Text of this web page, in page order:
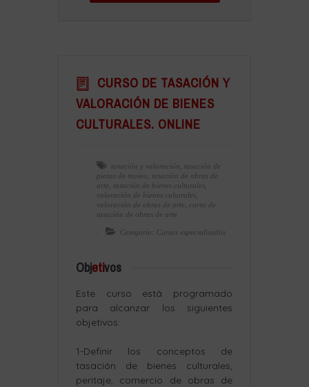
CURSO DE TASACIÓN Y
VALORACIÓN DE BIENES
CULTURALES. ONLINE
tasación y valoración
tasación de
piezas de museo
tasación de obras de
arte
tasación de bienes culturales
valoración de bienes culturales
valoración de obras de arte
curso de
tasación de obras de arte
Categoría: Cursos especializados
Objetivos
Este curso está programado
para alcanzar los siguientes
objetivos:
1-Definir los conceptos de
tasación de bienes culturales,
peritaje, comercio de obras de